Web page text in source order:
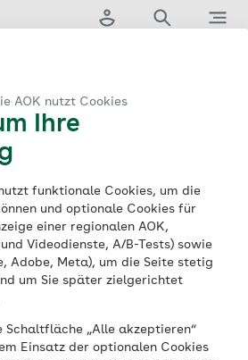
AOK nutzt Cookies
Ihre
funktionale Cookies, um die
und optionale Cookies für
einer regionalen AOK,
Videodienste, A/B-Tests) sowie
Adobe, Meta), um die Seite stetig
um Sie später zielgerichtet
Schaltfläche „Alle akzeptieren“
Einsatz der optionalen Cookies
on Data
byAOK-
provides an
the rights related